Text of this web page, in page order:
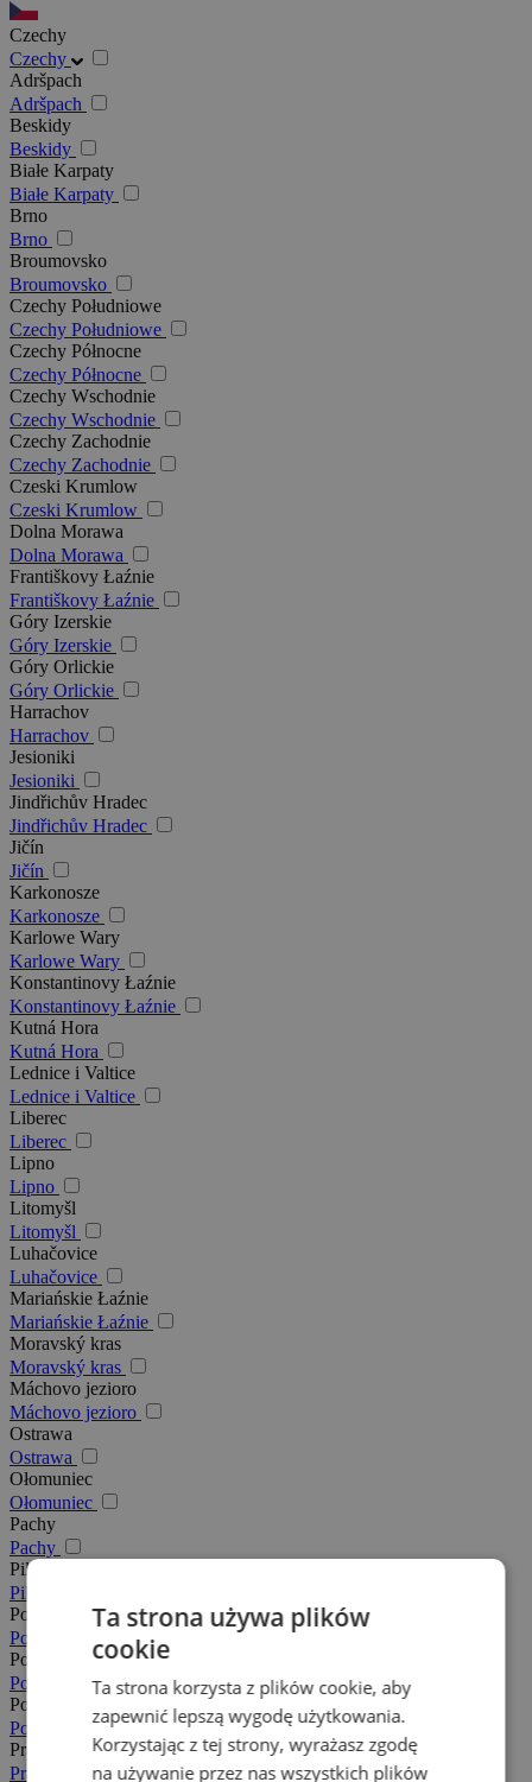
Czechy
Czechy
Adršpach
Adršpach
Beskidy
Beskidy
Białe Karpaty
Białe Karpaty
Brno
Brno
Broumovsko
Broumovsko
Czechy Południowe
Czechy Południowe
Czechy Północne
Czechy Północne
Czechy Wschodnie
Czechy Wschodnie
Czechy Zachodnie
Czechy Zachodnie
Czeski Krumlow
Czeski Krumlow
Dolna Morawa
Dolna Morawa
Františkovy Łaźnie
Františkovy Łaźnie
Góry Izerskie
Góry Izerskie
Góry Orlickie
Góry Orlickie
Harrachov
Harrachov
Jesioniki
Jesioniki
Jindřichův Hradec
Jindřichův Hradec
Jičín
Jičín
Karkonosze
Karkonosze
Karlowe Wary
Karlowe Wary
Konstantinovy Łaźnie
Konstantinovy Łaźnie
Kutná Hora
Kutná Hora
Lednice i Valtice
Lednice i Valtice
Liberec
Liberec
Lipno
Lipno
Litomyšl
Litomyšl
Luhačovice
Luhačovice
Mariańskie Łaźnie
Mariańskie Łaźnie
Moravský kras
Moravský kras
Máchovo jezioro
Máchovo jezioro
Ostrawa
Ostrawa
Ołomuniec
Ołomuniec
Pachy
Pachy
Pilzno
Pilzno
Podkarkonosze
Podkarkonosze
Posázaví
Posázaví
Południowe Morawy
Południowe Morawy
Praga
Praga
Ta strona używa plików
cookie
Ta strona korzysta z plików cookie, aby
zapewnić lepszą wygodę użytkowania.
Korzystając z tej strony, wyrażasz zgodę
na używanie przez nas wszystkich plików